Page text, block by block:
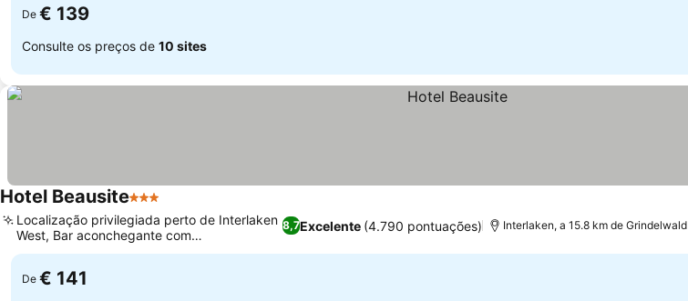
De € 139
Consulte os preços de 10 sites
Hotel Beausite3 Estrelas
8,7Excelente (4.790 pontuações)
Localização privilegiada perto de Interlaken
West, Bar aconchegante com
especialidades de fondue
Interlaken, a 15.8 km de Grindelwald
De € 141